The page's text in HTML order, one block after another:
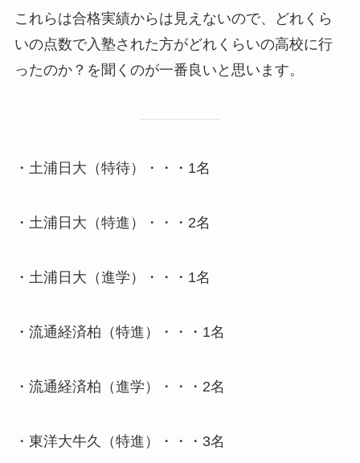
これらは合格実績からは見えないので、どれくら
いの点数で入塾された方がどれくらいの高校に行
ったのか？を聞くのが一番良いと思います。
・土浦日大（特待）・・・1名
・土浦日大（特進）・・・2名
・土浦日大（進学）・・・1名
・流通経済柏（特進）・・・1名
・流通経済柏（進学）・・・2名
・東洋大牛久（特進）・・・3名